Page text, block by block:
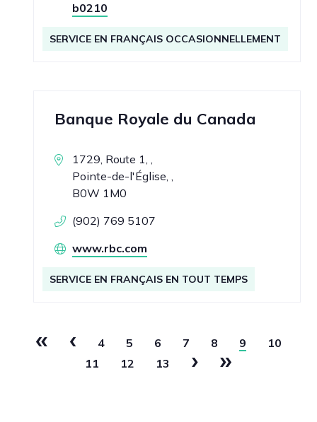
b0210
SERVICE EN FRANÇAIS OCCASIONNELLEMENT
Banque Royale du Canada
1729, Route 1, ,
Pointe-de-l'Église, ,
B0W 1M0
(902) 769 5107
www.rbc.com
SERVICE EN FRANÇAIS EN TOUT TEMPS
« ‹ 4 5 6 7 8 9
10
11
12 13 › »